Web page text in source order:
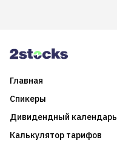
Главная
Спикеры
Дивидендный календарь
Калькулятор тарифов